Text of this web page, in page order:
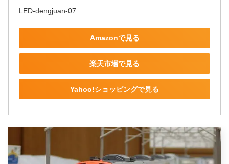
LED-dengjuan-07
Amazonで見る
楽天市場で見る
Yahoo!ショッピングで見る